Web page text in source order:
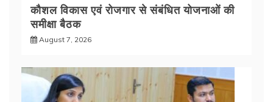
कौशल विकास एवं रोजगार से संबंधित योजनाओं की
समीक्षा बैठक
August 7, 2026